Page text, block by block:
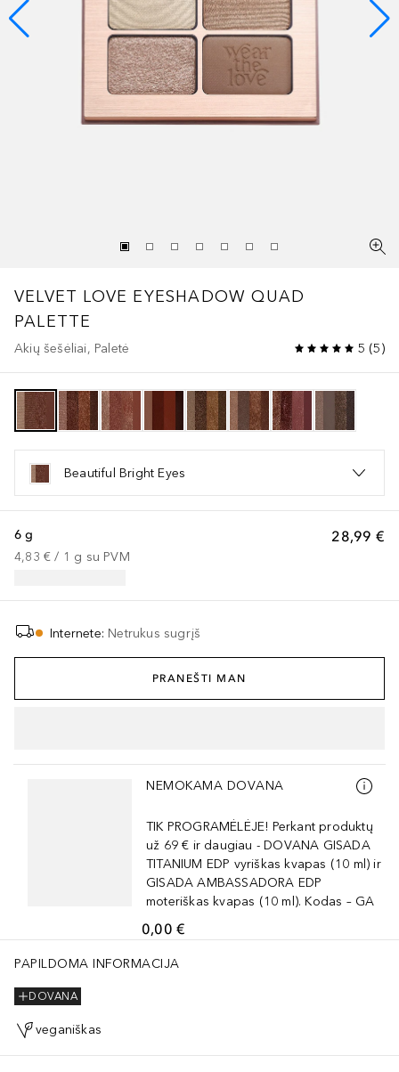
VELVET LOVE EYESHADOW QUAD
PALETTE
Akių šešėliai, Paletė 5 (5)
Beautiful Bright Eyes
28,99 €
6 g
4,83 € / 1 g su PVM
Internete: Netrukus sugrįš
PRANEŠTI MAN
Praleisti slankiklį
NEMOKAMA DOVANA
TIK PROGRAMĖLĖJE! Perkant produktų
už 69 € ir daugiau - DOVANA GISADA
TITANIUM EDP vyriškas kvapas (10 ml) ir
GISADA AMBASSADORA EDP
moteriškas kvapas (10 ml). Kodas – GA
0,00 €
PAPILDOMA INFORMACIJA
DOVANA
veganiškas